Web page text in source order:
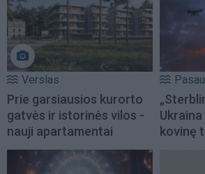
Verslas
Prie garsiausios kurorto
gatvės ir istorinės vilos -
nauji apartamentai
kovinę